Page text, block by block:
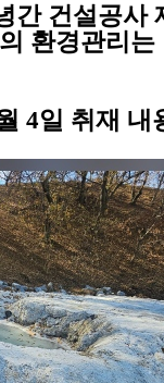
간 건설공사
환경관리는
내